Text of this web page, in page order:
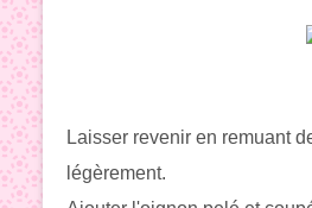
Laisser revenir en remuant
légèrement.